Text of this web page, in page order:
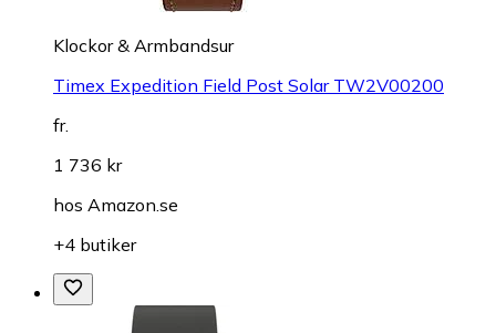
Klockor & Armbandsur
Timex Expedition Field Post Solar TW2V00200
fr.
1 736 kr
hos Amazon.se
+4 butiker